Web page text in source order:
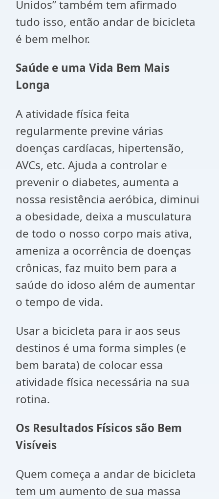
Unidos” também tem afirmado
tudo isso, então andar de bicicleta
é bem melhor.
Saúde e uma Vida Bem Mais
Longa
A atividade física feita
regularmente previne várias
doenças cardíacas, hipertensão,
AVCs, etc. Ajuda a controlar e
prevenir o diabetes, aumenta a
nossa resistência aeróbica, diminui
a obesidade, deixa a musculatura
de todo o nosso corpo mais ativa,
ameniza a ocorrência de doenças
crônicas, faz muito bem para a
saúde do idoso além de aumentar
o tempo de vida.
Usar a bicicleta para ir aos seus
destinos é uma forma simples (e
bem barata) de colocar essa
atividade física necessária na sua
rotina.
Os Resultados Físicos são Bem
Visíveis
Quem começa a andar de bicicleta
tem um aumento de sua massa